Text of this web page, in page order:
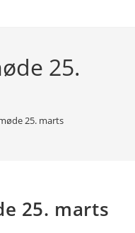
25.
25. marts
25. marts